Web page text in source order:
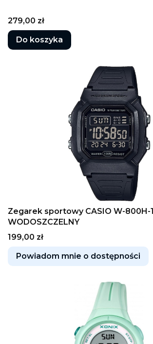
Cena
279,00 zł
Do koszyka
Zegarek sportowy CASIO W-800H-
WODOSZCZELNY
Cena
199,00 zł
Powiadom mnie o dostępności